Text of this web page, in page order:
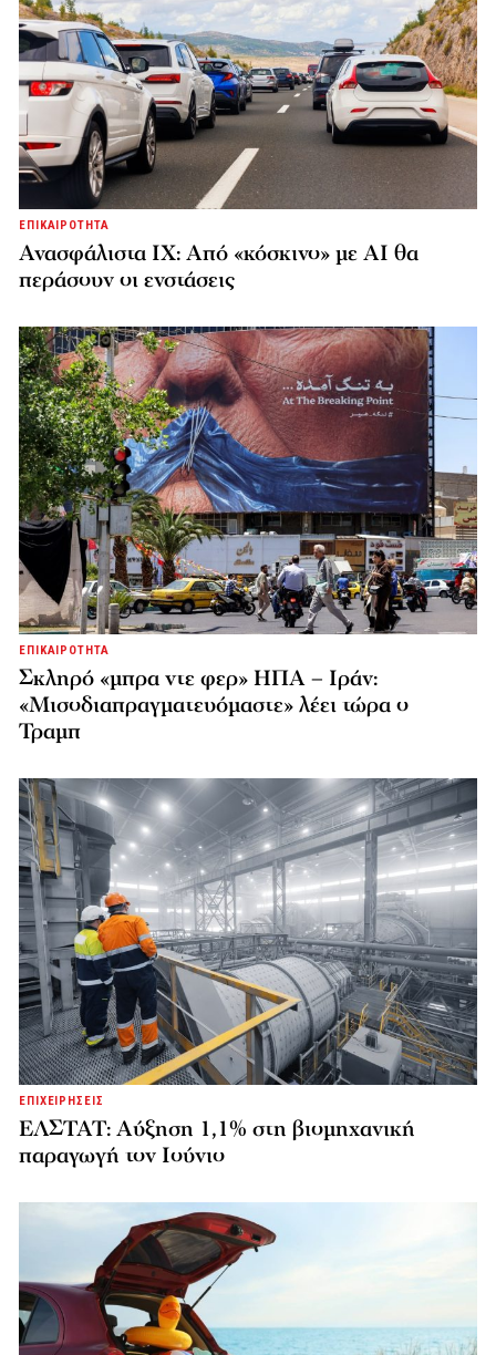
ΕΠΙΚΑΙΡΟΤΗΤΑ
Ανασφάλιστα ΙΧ: Από «κόσκινο» με AI θα
περάσουν οι ενστάσεις
ΕΠΙΚΑΙΡΟΤΗΤΑ
Σκληρό «μπρα ντε φερ» ΗΠΑ – Ιράν:
«Μισοδιαπραγματευόμαστε» λέει τώρα ο
Τραμπ
ΕΠΙΧΕΙΡΗΣΕΙΣ
ΕΛΣΤΑΤ: Αύξηση 1,1% στη βιομηχανική
παραγωγή τον Ιούνιο